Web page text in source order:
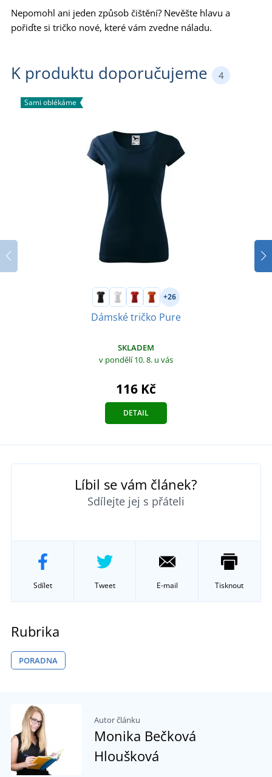
Nepomohl ani jeden způsob čištění? Nevěšte hlavu a
pořiďte si tričko nové, které vám zvedne náladu.
K produktu doporučujeme 4
Sami oblékáme
+26
Dámské tričko Pure
SKLADEM
v pondělí 10. 8. u vás
116 Kč
DETAIL
Líbil se vám článek?
Sdílejte jej s přáteli
Sdílet Tweet E-mail Tisknout
Rubrika
PORADNA
Autor článku
Monika Bečková
Hloušková